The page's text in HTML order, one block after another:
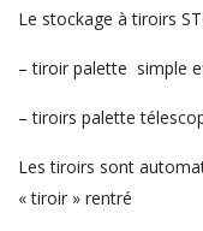
Le stockage à tiroirs
– tiroir palette simple
– tiroirs palette
Les tiroirs sont
« tiroir » rentré